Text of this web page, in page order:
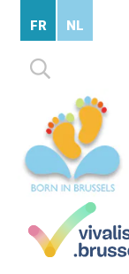
contenu
principal
Rechercher :
FR NL